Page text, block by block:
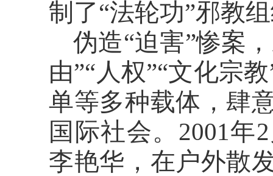
制了“法轮功”邪教
伪造“迫害”惨案
由”“人权”“文化宗
单等多种载体，肆
国际社会。2001年
李艳华，在户外散